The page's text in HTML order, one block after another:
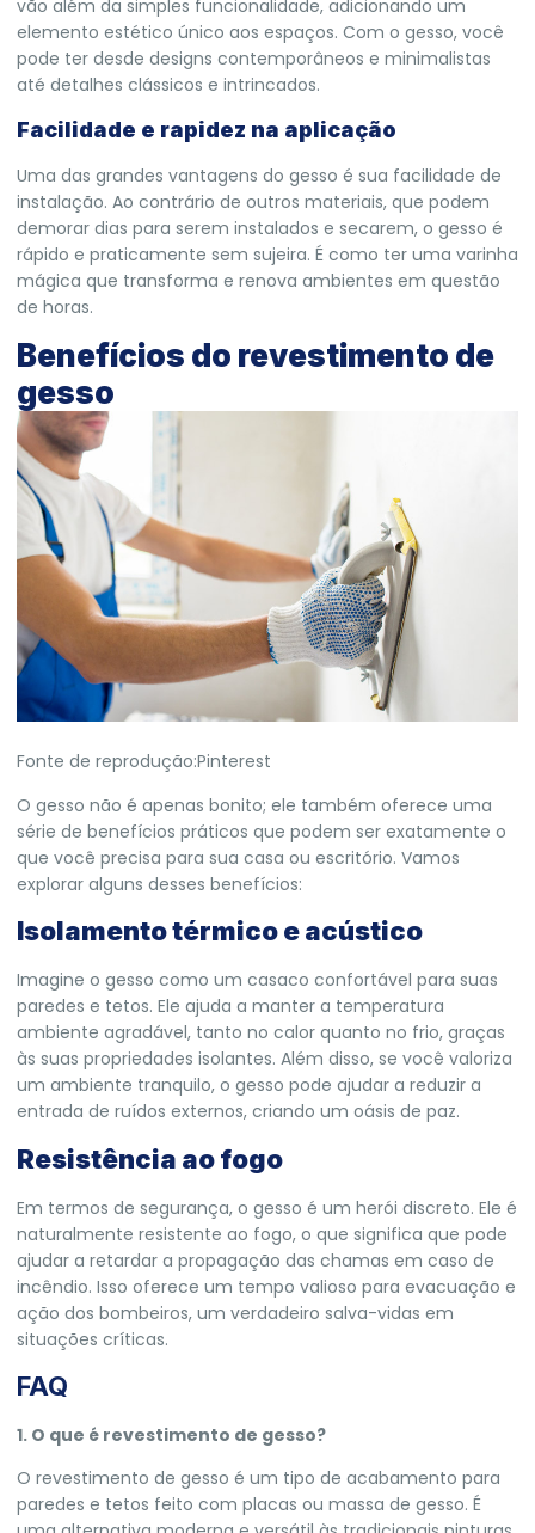
vão além da simples funcionalidade, adicionando um
elemento estético único aos espaços. Com o gesso, você
pode ter desde designs contemporâneos e minimalistas
até detalhes clássicos e intrincados.
Facilidade e rapidez na aplicação
Uma das grandes vantagens do gesso é sua facilidade de
instalação. Ao contrário de outros materiais, que podem
demorar dias para serem instalados e secarem, o gesso é
rápido e praticamente sem sujeira. É como ter uma varinha
mágica que transforma e renova ambientes em questão
de horas.
Benefícios do revestimento de
gesso
Fonte de reprodução:Pinterest
O gesso não é apenas bonito; ele também oferece uma
série de benefícios práticos que podem ser exatamente o
que você precisa para sua casa ou escritório. Vamos
explorar alguns desses benefícios:
Isolamento térmico e acústico
Imagine o gesso como um casaco confortável para suas
paredes e tetos. Ele ajuda a manter a temperatura
ambiente agradável, tanto no calor quanto no frio, graças
às suas propriedades isolantes. Além disso, se você valoriza
um ambiente tranquilo, o gesso pode ajudar a reduzir a
entrada de ruídos externos, criando um oásis de paz.
Resistência ao fogo
Em termos de segurança, o gesso é um herói discreto. Ele é
naturalmente resistente ao fogo, o que significa que pode
ajudar a retardar a propagação das chamas em caso de
incêndio. Isso oferece um tempo valioso para evacuação e
ação dos bombeiros, um verdadeiro salva-vidas em
situações críticas.
FAQ
1. O que é revestimento de gesso?
O revestimento de gesso é um tipo de acabamento para
paredes e tetos feito com placas ou massa de gesso. É